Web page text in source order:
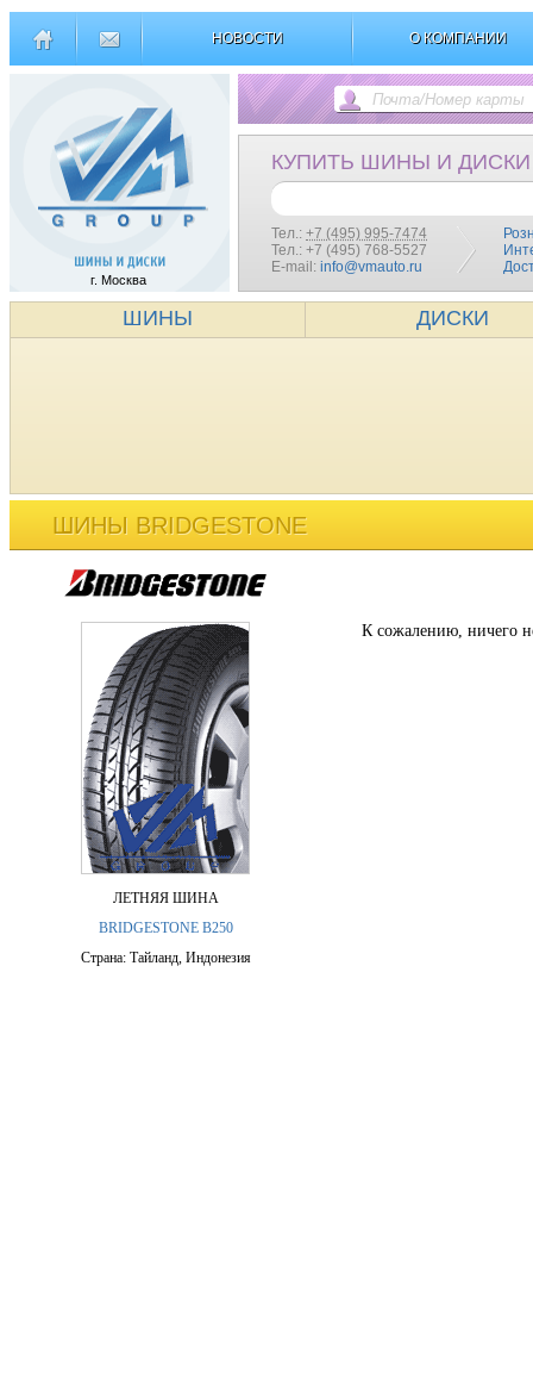
НОВОСТИ О КОМПАНИИ
г. Москва
КУПИТЬ ШИНЫ И ДИСКИ
Тел.: +7 (495) 995-7474
Тел.: +7 (495) 768-5527
E-mail: info@vmauto.ru
ШИНЫ ДИСКИ
ШИНЫ BRIDGESTONE
ЛЕТНЯЯ ШИНА
BRIDGESTONE B250
Страна: Тайланд, Индонезия
К сожалению, ничего